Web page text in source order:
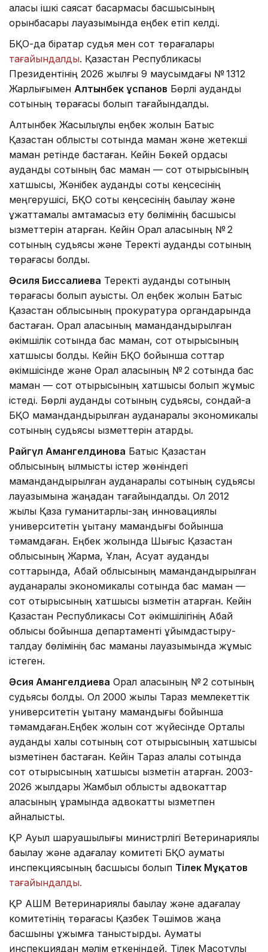
қаласы ішкі саясат басқармасы басшысының
орынбасары лауазымында еңбек етіп келді.
БҚО-да бірқатар судья мен сот төрағалары
тағайындалды. Қазақстан Республикасы
Президентінің 2026 жылғы 9 маусымдағы № 1312
Жарлығымен Алтынбек Құспанов Бөрлі аудандық
сотының төрағасы болып тағайындалды.
Алтынбек Жақсылықұлы еңбек жолын Батыс
Қазақстан облыстық сотында маман және жетекші
маман ретінде бастаған. Кейін Бөкей ордасы
аудандық сотының бас маман — сот отырысының
хатшысы, Жәнібек аудандық соты кеңсесінің
меңгерушісі, БҚО соты кеңсесінің бақылау және
құжаттамалық қамтамасыз ету бөлімінің басшысы
қызметтерін атқарған. Кейін Орал қаласының № 2
сотының судьясы және Теректі аудандық сотының
төрағасы болды.
Әсиля Биссалиева Теректі аудандық сотының
төрағасы болып ауысты. Ол еңбек жолын Батыс
Қазақстан облысының прокуратура органдарында
бастаған. Орал қаласының мамандандырылған
әкімшілік сотында бас маман, сот отырысының
хатшысы болды. Кейін БҚО бойынша соттар
әкімшісінде және Орал қаласының № 2 сотында бас
маман — сот отырысының хатшысы болып жұмыс
істеді. Бөрлі аудандық сотының судьясы, сондай-ақ
БҚО мамандандырылған ауданаралық экономикалық
сотының судьясы қызметтерін атқарды.
Райгүл Амангелдинова Батыс Қазақстан
облысының қылмыстық істер жөніндегі
мамандандырылған ауданаралық сотының судьясы
лауазымына жаңадан тағайындалды. Ол 2012
жылы Қазақ гуманитарлық-заң инновациялық
университетін құқықтану мамандығы бойынша
тәмамдаған. Еңбек жолында Шығыс Қазақстан
облысының Жарма, Ұлан, Ақсуат аудандық
соттарында, Абай облысының мамандандырылған
ауданаралық экономикалық сотында бас маман —
сот отырысының хатшысы қызметін атқарған. Кейін
Қазақстан Республикасы Сот әкімшілігінің Абай
облысы бойынша департаменті ұйымдастыру-
талдау бөлімінің бас маманы лауазымында жұмыс
істеген.
Әсия Амангелдиева Орал қаласының № 2 сотының
судьясы болды. Ол 2000 жылы Тараз мемлекеттік
университетін құқықтану мамандығы бойынша
тәмамдаған.Еңбек жолын сот жүйесінде Орталық
аудандық халық сотының сот отырысының хатшысы
қызметінен бастаған. Кейін Тараз қалалық сотында
сот отырысының хатшысы қызметін атқарған. 2003-
2026 жылдары Жамбыл облыстық адвокаттар
алқасының құрамында адвокаттық қызметпен
айналысты.
ҚР Ауыл шаруашылығы министрлігі Ветеринариялық
бақылау және қадағалау комитеті БҚО аумақтық
инспекциясының басшысы болып Тілек Мұқатов
тағайындалды.
ҚР АШМ Ветеринариялық бақылау және қадағалау
комитетінің төрағасы Қазбек Тәшімов жаңа
басшыны ұжымға таныстырды. Аумақтық
инспекциядан мәлім еткеніндей, Тілек Мақсотұлы